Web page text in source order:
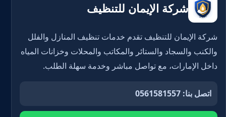
شركة الإيمان للتنظيف
شركة الإيمان للتنظيف تقدم خدمات تنظيف المنازل والفلل
والكنب والسجاد والستائر والمكاتب والمحلات وخزانات المياه
داخل الإمارات، مع تواصل مباشر وخدمة سهلة الطلب.
اتصل بنا: 0561581557